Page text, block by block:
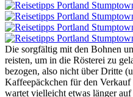
Die sorgfältig mit den Bohnen
reisten, um in die Rösterei zu
bezogen, also nicht über Dritte
Kaffeepäckchen für den
wartet vielleicht etwas länger